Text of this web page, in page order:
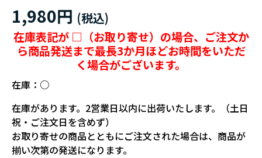
1,980円
在庫表記が □（お取り寄せ）の場合、ご注文か
ら商品発送まで最長3か月ほどお時間をいただ
く場合がございます。
在庫： ○
在庫があります。2営業日以内に出荷いたします。（土日
祝・ご注文日を含めず）
お取り寄せの商品とともにご注文された場合は、商品が
揃い次第の発送になります。